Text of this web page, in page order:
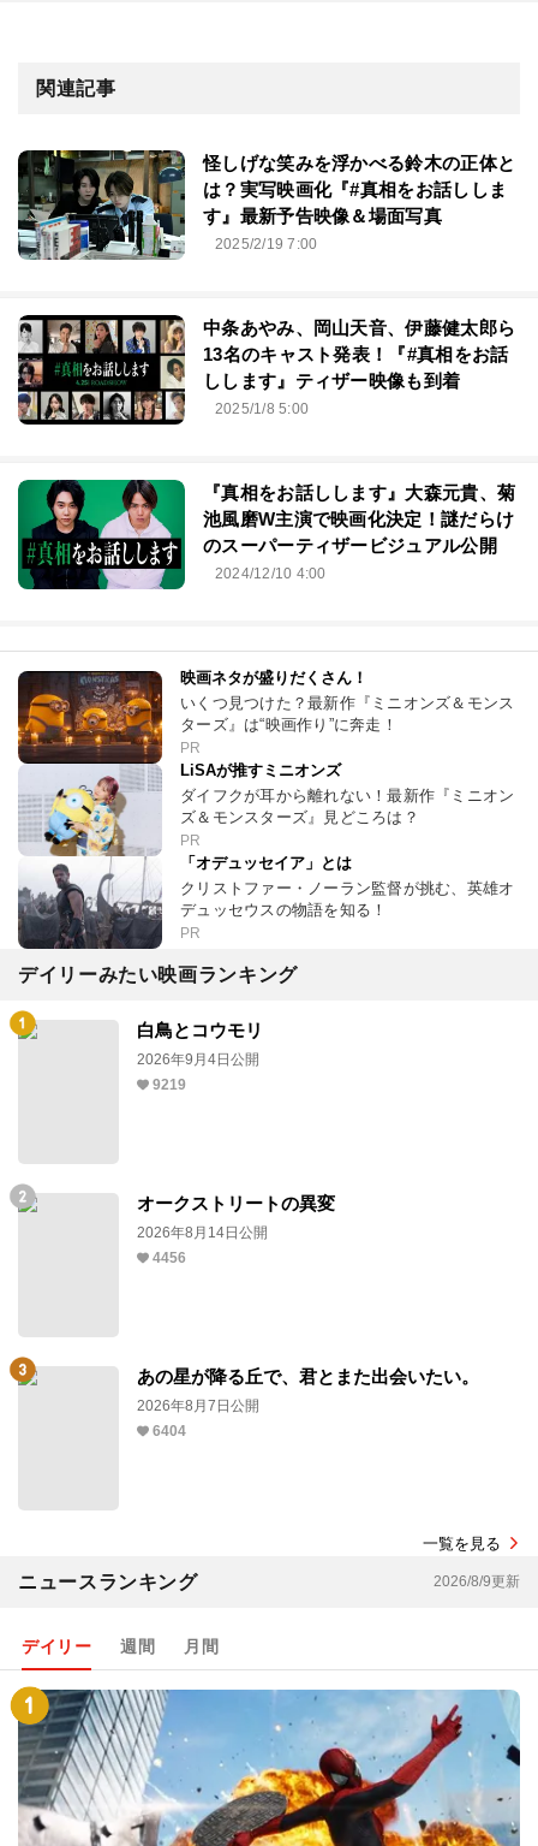
関連記事
怪しげな笑みを浮かべる鈴木の正体と
は？実写映画化『#真相をお話ししま
す』最新予告映像＆場面写真
2025/2/19 7:00
中条あやみ、岡山天音、伊藤健太郎ら
13名のキャスト発表！『#真相をお話
しします』ティザー映像も到着
2025/1/8 5:00
『真相をお話しします』大森元貴、菊
池風磨W主演で映画化決定！謎だらけ
のスーパーティザービジュアル公開
2024/12/10 4:00
映画ネタが盛りだくさん！
いくつ見つけた？最新作『ミニオンズ＆モンス
ターズ』は“映画作り”に奔走！
PR
LiSAが推すミニオンズ
ダイフクが耳から離れない！最新作『ミニオン
ズ＆モンスターズ』見どころは？
PR
「オデュッセイア」とは
クリストファー・ノーラン監督が挑む、英雄オ
デュッセウスの物語を知る！
PR
デイリーみたい映画ランキング
白鳥とコウモリ
2026年9月4日公開
9219
オークストリートの異変
2026年8月14日公開
4456
あの星が降る丘で、君とまた出会いたい。
2026年8月7日公開
6404
一覧を見る
ニュースランキング 2026/8/9更新
デイリー 週間 月間